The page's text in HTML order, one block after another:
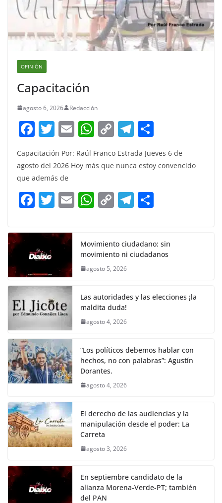
OPINIÓN
Capacitación
agosto 6, 2026 Redacción
F
a
c
e
b
o
k
T
itt
er
E
m
ai
W
at
A
p
C
p
Li
n
T
el
e
a
m
ar
e
Capacitación Por: Raúl Franco Estrada Jueves 6 de
agosto del 2026 Hoy más que nunca estoy convencido
que además de
F
c
e
b
o
o
k
T
itt
er
E W
s
A
p
C
y
Li
k
T
gr
a
e
Movimiento ciudadano: sin
movimiento ni ciudadanos
agosto 5, 2026
Las autoridades y las elecciones ¡la
maldita duda!
agosto 4, 2026
“Los políticos debemos hablar con
hechos, no con palabras”: Agustín
Dorantes.
agosto 4, 2026
El derecho de las audiencias y la
manipulación desde el poder: La
Carreta
agosto 3, 2026
En septiembre candidato de la
alianza Morena-Verde-PT; también
del PAN